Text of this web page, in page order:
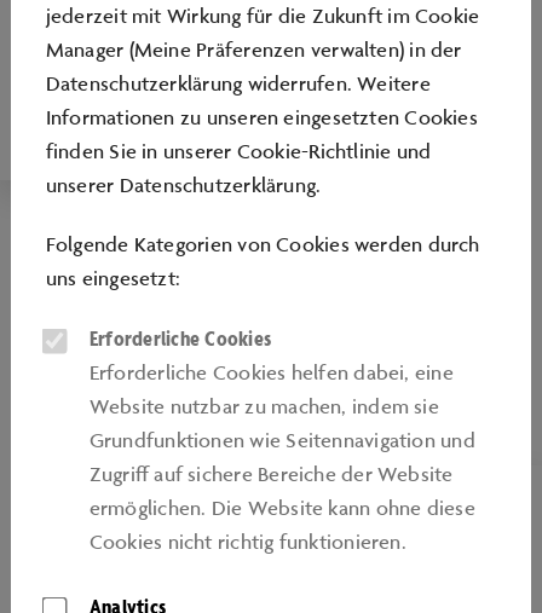
Erkunden Sie den automobilen Themenpark
oder gewinnen Sie einen intensiveren Einblick
in einzelne Themenbereiche bei einer
Führung mit unseren Tourguides.
KIDS TOUREN
Entdeckungsreisen für kleine Forscher und
jederzeit mit Wirkung für die Zukunft im Cookie
Manager (Meine Präferenzen verwalten) in der
Datenschutzerklärung widerrufen. Weitere
Informationen zu unseren eingesetzten Cookies
finden Sie in unserer Cookie-Richtlinie und
unserer Datenschutzerklärung.
Folgende Kategorien von Cookies werden durch
uns eingesetzt:
Erforderliche Cookies
Erforderliche Cookies helfen dabei, eine
Website nutzbar zu machen, indem sie
Grundfunktionen wie Seitennavigation und
Zugriﬀ auf sichere Bereiche der Website
ermöglichen. Die Website kann ohne diese
Cookies nicht richtig funktionieren.
Analytics